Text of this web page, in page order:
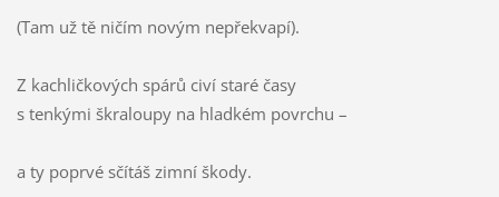
(Tam už tě ničím novým nepřekvapí).
Z kachličkových spárů civí staré časy
s tenkými škraloupy na hladkém povrchu –
a ty poprvé sčítáš zimní škody.